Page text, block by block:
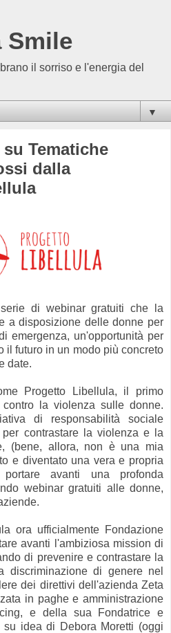
Smile
il sorriso e l'energia del
▼
Tematiche
dalla
di webinar gratuiti che la
a disposizione delle donne per
emergenza, un'opportunità per
il futuro in un modo più concreto
date.
Progetto Libellula, il primo
la violenza sulle donne.
di responsabilità sociale
contrastare la violenza e la
(bene, allora, non è una mia
e diventato una vera e propria
avanti una profonda
webinar gratuiti alle donne,
ora ufficialmente Fondazione
avanti l'ambiziosa mission di
di prevenire e contrastare la
di genere nel
dei direttivi dell'azienda Zeta
in paghe e amministrazione
e della sua Fondatrice e
idea di Debora Moretti (oggi